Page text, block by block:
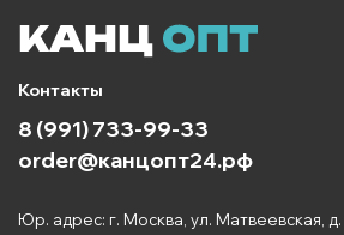
Контакты
8 (991) 733-99-33
order@канцопт24.рф
Юр. адрес: г. Москва, ул. Матвеевская,